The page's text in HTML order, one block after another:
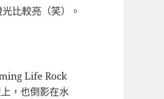
比較亮（笑）。
Life Rock
，也倒影在水